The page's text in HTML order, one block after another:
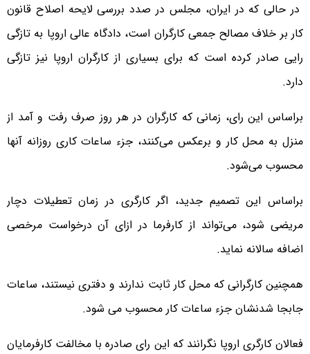
در حالی که در ایران، مجلس در صدد بررسی لایحه اصلاح قانون
کار بر خلاف مصالح جمعی کارگران است، دادگاه عالی اروپا به تازگی
رایی صادر کرده است که برای بسیاری از کارگران اروپا نیز تازگی
دارد.
براساس این رای، زمانی که کارگران در هر روز صرف رفت و آمد از
منزل به محل کار و برعکس می‌کنند، جزء ساعات کاری روزانه آنها
محسوب می‌شود.
براساس این تصمیم جدید، اگر کارگری در زمان تعطیلات دچار
مریضی شود، می‌تواند از کارفرما در ازای آن درخواست مرخصی
اضافه سالانه نماید.
همچنین کارگرانی که محل کار ثابت ندارند و دفتری نیستند، ساعات
جابجا شدنشان جزء ساعات کار محسوب می شود.
فعالان کارگری اروپا نگرانند که این رای صادره با مخالفت کارفرمایان